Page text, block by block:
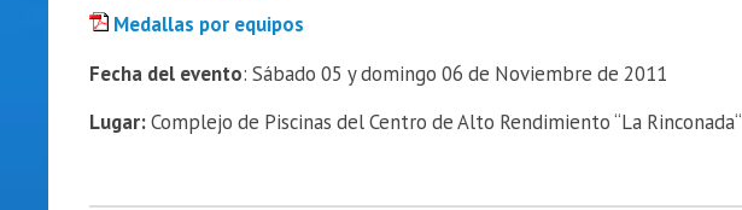
Medallas por equipos
Fecha del evento: Sábado 05 y domingo 06 de Noviembre de 2011
Lugar:Complejo de Piscinas del Centro de Alto Rendimiento “La Rinconada“